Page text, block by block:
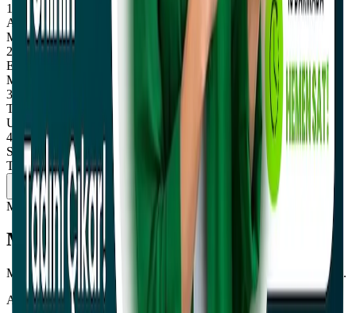
1
Araç Bilgilerinizi Girin
Motosikletinizin marka, model, yıl gibi temel bilgilerini girin.
2
Ekspertiz Bilgilerini Ekleyin
Motosikletinizin durumunu ve fotoğraflarını ekleyin.
3
Teklif Alın
Uzmanlarımız motosikletiniz için en uygun fiyat teklifini sunar.
4
Satış İşlemini Tamamlayın
Teklifinizi kabul ettiğinizde hızlıca satış işleminizi tamamlayın.
Hemen Satışa Başla
Müşteri Görüşleri
Müşterilerimiz Ne Diyor?
Müşterilerimizin deneyimleri ve Motornakit hakkındaki düşünceleri.
A